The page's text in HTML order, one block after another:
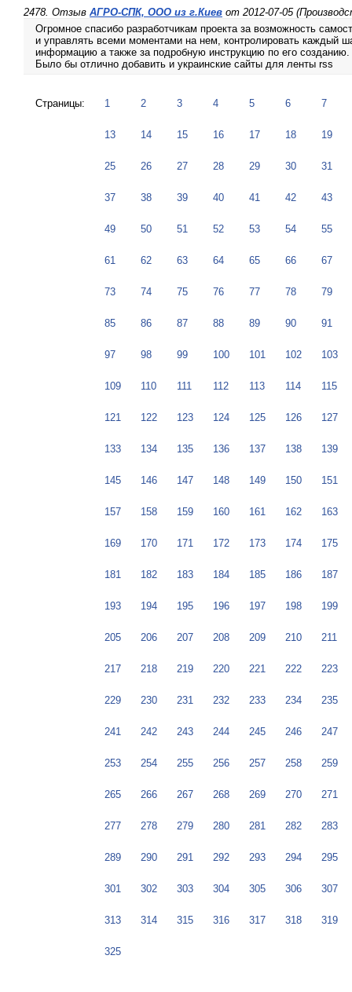
2478. Отзыв АГРО-СПК, ООО из г.Киев от 2012-07-05
Огромное спасибо разработчикам проекта за возможность
и управлять всеми моментами на нем, контролировать каждый
информацию а также за подробную инструкцию по его созданию.
Было бы отлично добавить и украинские сайты для ленты rss
Страницы: 1 2 3 4 5 6 7
13 14 15 16 17 18 19
25 26 27 28 29 30 31
37 38 39 40 41 42 43
49 50 51 52 53 54 55
61 62 63 64 65 66 67
73 74 75 76 77 78 79
85 86 87 88 89 90 91
97 98 99 100 101 102 103
109 110 111 112 113 114 115
121 122 123 124 125 126 127
133 134 135 136 137 138 139
145 146 147 148 149 150 151
157 158 159 160 161 162 163
169 170 171 172 173 174 175
181 182 183 184 185 186 187
193 194 195 196 197 198 199
205 206 207 208 209 210 211
217 218 219 220 221 222 223
229 230 231 232 233 234 235
241 242 243 244 245 246 247
253 254 255 256 257 258 259
265 266 267 268 269 270 271
277 278 279 280 281 282 283
289 290 291 292 293 294 295
301 302 303 304 305 306 307
313 314 315 316 317 318 319
325